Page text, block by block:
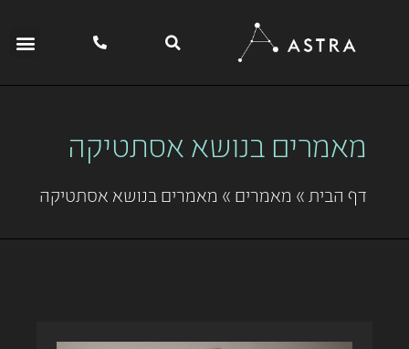
מאמרים בנושא אסתטיקה
דף הבית » מאמרים » מאמרים בנושא אסתטיקה